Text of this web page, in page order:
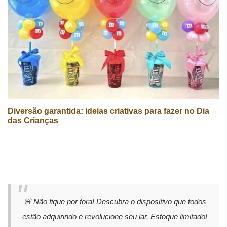
Diversão garantida: ideias criativas para fazer no Dia
das Crianças
🚨 Não fique por fora! Descubra o dispositivo que todos
estão adquirindo e revolucione seu lar. Estoque limitado!